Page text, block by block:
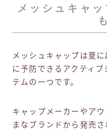
メッシュキャ
メッシュキャップは夏
に予防できるアクティ
テムの一つです。
キャップメーカーやア
まなブランドから発売